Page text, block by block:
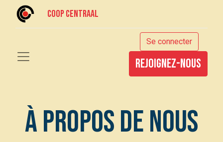
Coop centraal
Se connecter
rejoignez-nous
À propos de nous